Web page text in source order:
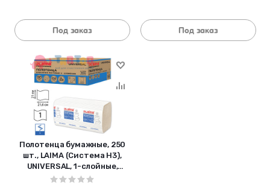
Под заказ Под заказ
Полотенца бумажные, 250
шт., LAIMA (Система H3),
UNIVERSAL, 1-слойные,
натуральный цвет,